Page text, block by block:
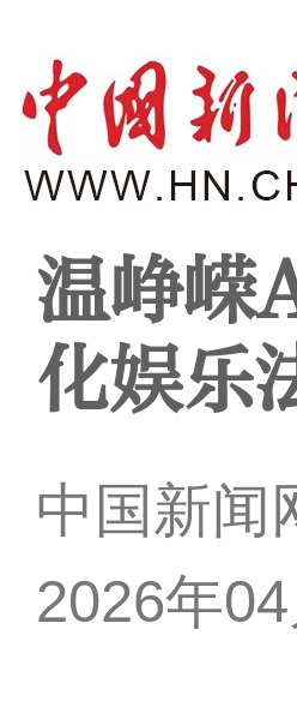
温峥嵘
化娱乐
中国新闻
2026年